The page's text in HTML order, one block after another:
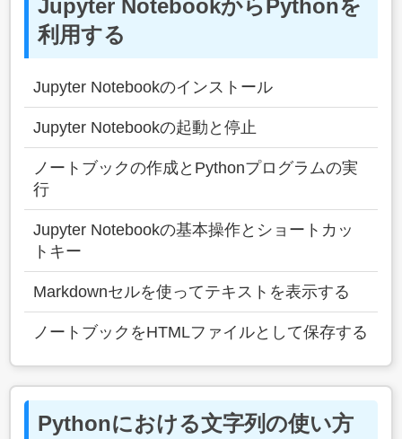
Jupyter NotebookからPythonを
利用する
Jupyter Notebookのインストール
Jupyter Notebookの起動と停止
ノートブックの作成とPythonプログラムの実
行
Jupyter Notebookの基本操作とショートカッ
トキー
Markdownセルを使ってテキストを表示する
ノートブックをHTMLファイルとして保存する
Pythonにおける文字列の使い方